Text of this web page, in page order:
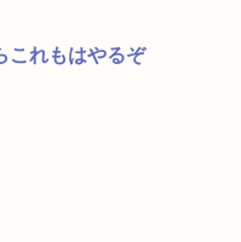
これもはやるぞ